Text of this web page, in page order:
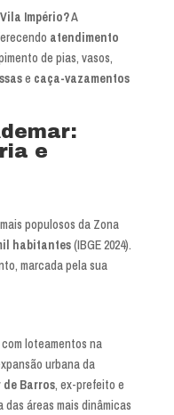
Império?A
atendimento
de pias, vasos,
e caça-vazamentos
e
populosos da Zona
habitantes(IBGE 2024).
marcada pela sua
loteamentos na
urbana da
de Barros, ex-prefeito e
das áreas mais dinâmicas